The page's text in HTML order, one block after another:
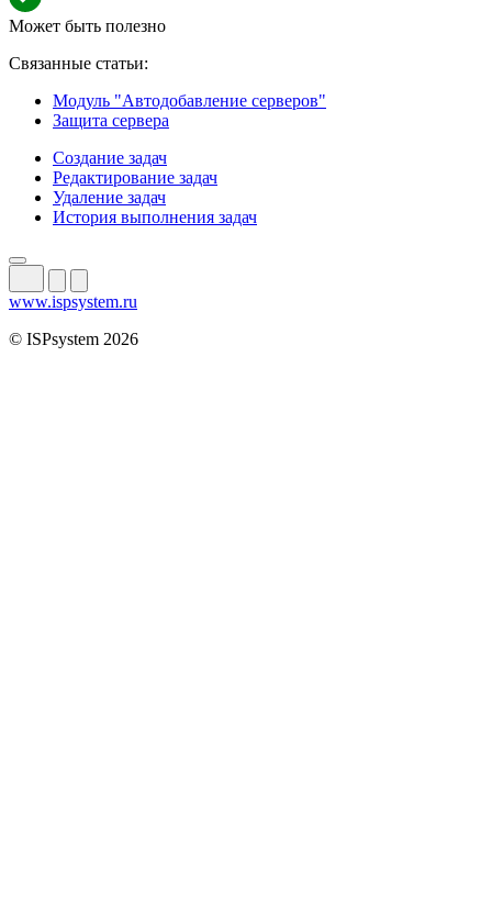
Может быть полезно
Связанные статьи:
Модуль "Автодобавление серверов"
Защита сервера
Создание задач
Редактирование задач
Удаление задач
История выполнения задач
www.ispsystem.ru
© ISPsystem 2026